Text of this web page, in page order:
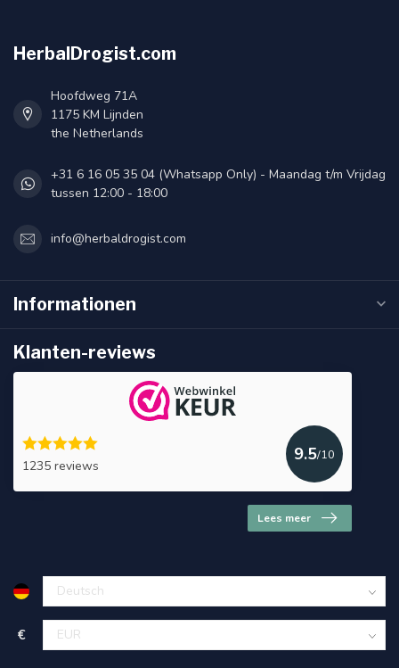
HerbalDrogist.com
Hoofdweg 71A
1175 KM Lijnden
the Netherlands
+31 6 16 05 35 04 (Whatsapp Only) - Maandag t/m Vrijdag
tussen 12:00 - 18:00
info@herbaldrogist.com
Informationen
Klanten-reviews
1235 reviews
9.5/10
Lees meer
€